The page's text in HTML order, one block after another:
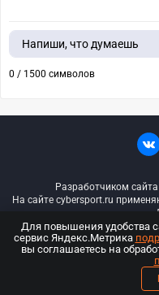
Напиши, что думаешь
0 / 1500 символов
Разработчиком
На сайте cybersport.ru
© ООО
Для повышения удобства
сервис Яндекс.Метрика
вы соглашаетесь на